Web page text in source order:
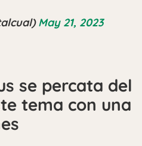
May 21, 2023
se percata del
tema con una